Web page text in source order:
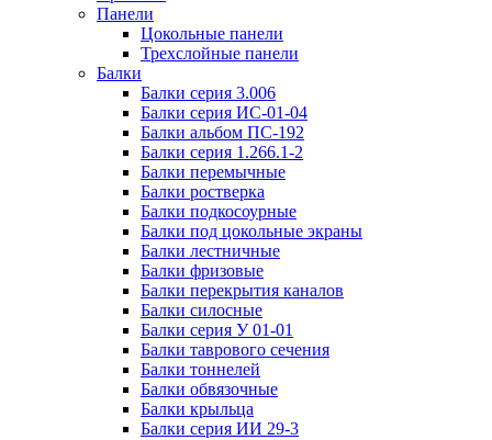
Панели
Цокольные панели
Трехслойные панели
Балки
Балки серия 3.006
Балки серия ИС-01-04
Балки альбом ПС-192
Балки серия 1.266.1-2
Балки перемычные
Балки ростверка
Балки подкосоурные
Балки под цокольные экраны
Балки лестничные
Балки фризовые
Балки перекрытия каналов
Балки силосные
Балки серия У 01-01
Балки таврового сечения
Балки тоннелей
Балки обвязочные
Балки крыльца
Балки серия ИИ 29-3